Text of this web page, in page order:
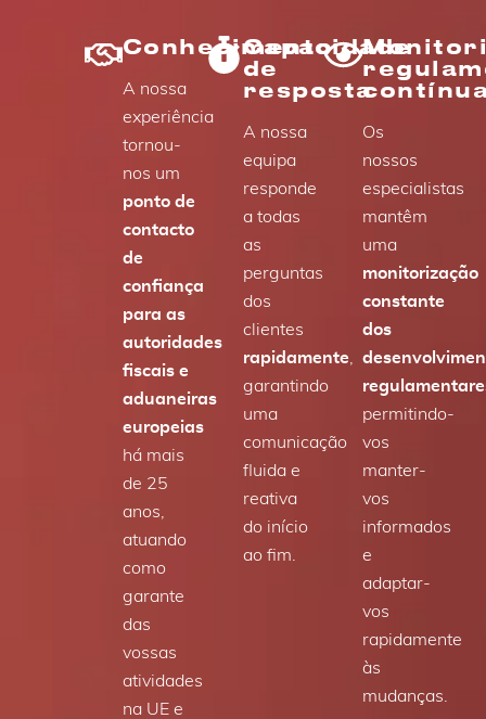
Conhecimento
A nossa
experiência
tornou-
nos um
ponto de
contacto
de
confiança
para as
autoridades
fiscais e
aduaneiras
europeias
há mais
de 25
anos,
atuando
como
garante
das
vossas
atividades
na UE e
Capacidade
de
resposta
A nossa
equipa
responde
a todas
as
perguntas
dos
clientes
rapidamente
garantindo
uma
comunicação
fluida e
reativa
do início
ao fim.
Os
nossos
especialistas
mantêm
uma
monitorização
constante
dos
permitindo-
vos
manter-
vos
informados
e
adaptar-
vos
rapidamente
às
mudanças.